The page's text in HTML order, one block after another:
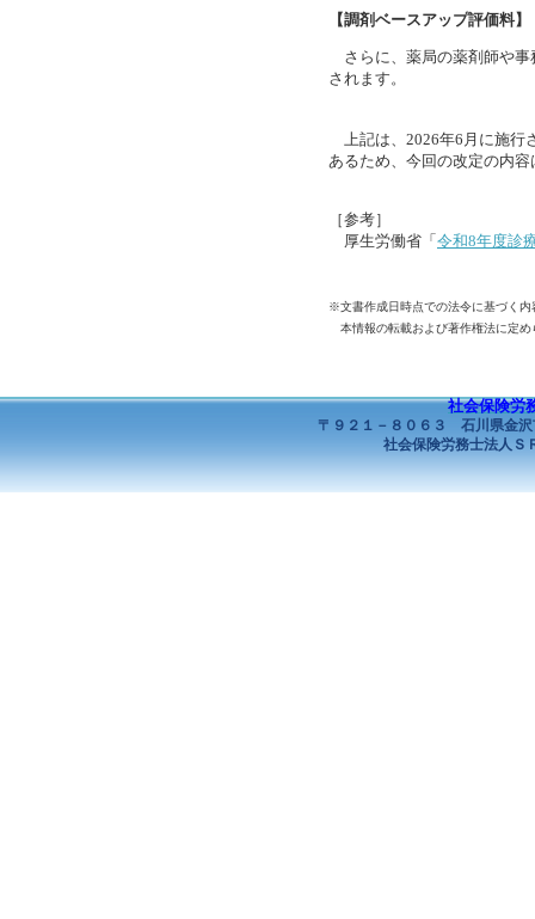
【調剤ベースアップ評価料】
さらに、薬局の薬剤師や事
されます。
上記は、2026年6月に施行
あるため、今回の改定の内
［参考］
厚生労働省「 令和8年度診
※文書作成日時点での法令に基づく内
本情報の転載および著作権法に定め
社会保険労
〒９２１－８０６３ 石川県金沢
社会保険労務士法人